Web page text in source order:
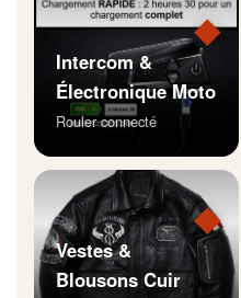
◆
Intercom &
Électronique Moto
Rouler connecté
◆
Vestes &
Blousons Cuir